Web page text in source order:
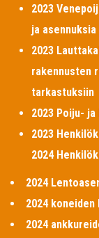
2023
ja
2023
rakennusten
tarkastuksiin
2023 Poiju-
2023
2024
2024
2024
2024